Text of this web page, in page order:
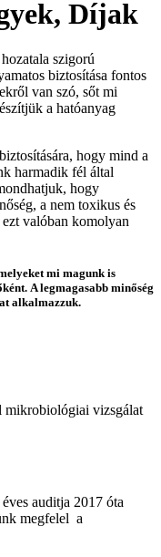
Díjak
szigorú
biztosítása fontos
van szó, sőt mi
a hatóanyag
hogy mind a
harmadik fél által
hogy
a nem toxikus és
valóban komolyan
mi magunk is
A legmagasabb minőség
alkalmazzuk.
mikrobiológiai vizsgálat
auditja 2017 óta
megfelel a